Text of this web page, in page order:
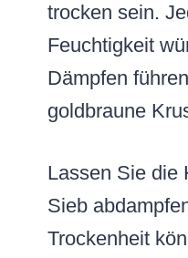
trocken sein.
Feuchtigkeit
Dämpfen
goldbraune
Lassen Sie die
Sieb
Trockenheit